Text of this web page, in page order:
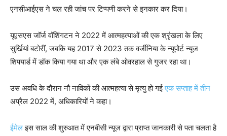
एनसीआईएस ने चल रही जांच पर टिप्पणी करने से इनकार कर दिया।
यूएसएस जॉर्ज वॉशिंगटन ने 2022 में आत्महत्याओं की एक श्रृंखला के लिए
सुर्खियां बटोरीं, जबकि यह 2017 से 2023 तक वर्जीनिया के न्यूपोर्ट न्यूज
शिपयार्ड में डॉक किया गया था और एक लंबे ओवरहाल से गुजर रहा था।
उस अवधि के दौरान नौ नाविकों की आत्महत्या से मृत्यु हो गईएक सप्ताह में तीन
अप्रैल 2022 में, अधिकारियों ने कहा।
ईमेलइस साल की शुरुआत में एनबीसी न्यूज द्वारा प्राप्त जानकारी से पता चलता है